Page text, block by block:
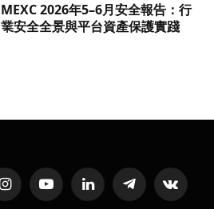
MEXC 2026年5–6月安全報告：行
業安全全景與平台資產保護實踐
InstagramYouTubeLinkedInTelegramVKontakte